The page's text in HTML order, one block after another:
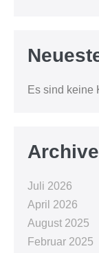
Es sind keine
Archive
Juli 2026
April 2026
August 2025
Februar 2025